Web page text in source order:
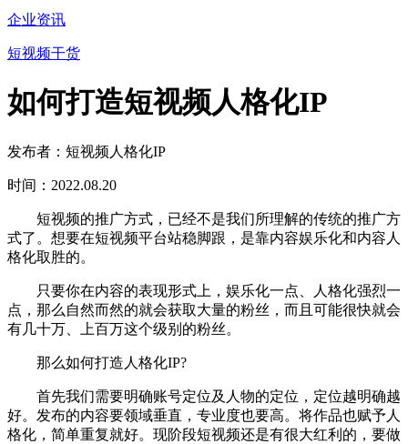
企业资讯
短视频干货
如何打造短视频人格化IP
发布者：短视频人格化IP
时间：2022.08.20
短视频的推广方式，已经不是我们所理解的传统的推广方
式了。想要在短视频平台站稳脚跟，是靠内容娱乐化和内容人
格化取胜的。
只要你在内容的表现形式上，娱乐化一点、人格化强烈一
点，那么自然而然的就会获取大量的粉丝，而且可能很快就会
有几十万、上百万这个级别的粉丝。
那么如何打造人格化IP?
首先我们需要明确账号定位及人物的定位，定位越明确越
好。发布的内容要领域垂直，专业度也要高。将作品也赋予人
格化，简单重复就好。现阶段短视频还是有很大红利的，要做